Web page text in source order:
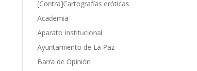
[Contra]Cartografías eróticas
Academia
Aparato Institucional
Ayuntamiento de La Paz
Barra de Opinión